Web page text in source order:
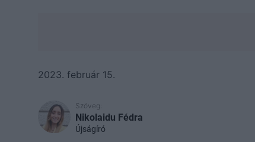
2023. február 15.
Szöveg:
Nikolaidu Fédra
Újságíró